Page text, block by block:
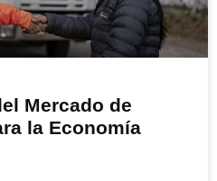
Mercado de
la Economía